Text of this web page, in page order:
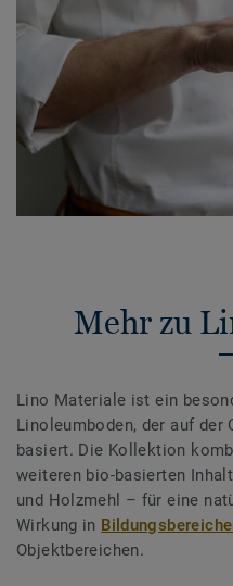
Mehr zu
Lino Materiale ist ein
Linoleumboden, der auf der
basiert. Die Kollektion
weiteren bio-basierten
und Holzmehl – für eine
Wirkung in
Objektbereichen.